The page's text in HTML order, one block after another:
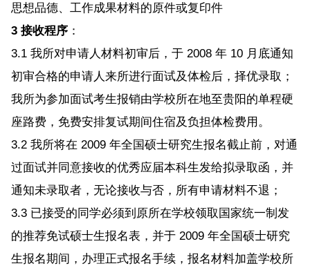
思想品德、工作成果材料的原件或复印件
3 接收程序：
3.1 我所对申请人材料初审后，于 2008 年 10 月底通知
初审合格的申请人来所进行面试及体检后，择优录取；
我所为参加面试考生报销由学校所在地至贵阳的单程硬
座路费，免费安排复试期间住宿及负担体检费用。
3.2 我所将在 2009 年全国硕士研究生报名截止前，对通
过面试并同意接收的优秀应届本科生发给拟录取函，并
通知未录取者，无论接收与否，所有申请材料不退；
3.3 已接受的同学必须到原所在学校领取国家统一制发
的推荐免试硕士生报名表，并于 2009 年全国硕士研究
生报名期间，办理正式报名手续，报名材料加盖学校所